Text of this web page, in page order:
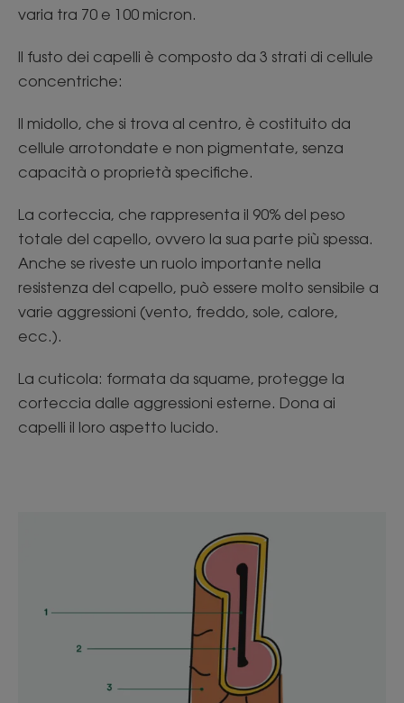
varia tra 70 e 100 micron.
Il fusto dei capelli è composto da 3 strati di cellule
concentriche:
Il midollo, che si trova al centro, è costituito da
cellule arrotondate e non pigmentate, senza
capacità o proprietà specifiche.
La corteccia, che rappresenta il 90% del peso
totale del capello, ovvero la sua parte più spessa.
Anche se riveste un ruolo importante nella
resistenza del capello, può essere molto sensibile a
varie aggressioni (vento, freddo, sole, calore,
ecc.).
La cuticola: formata da squame, protegge la
corteccia dalle aggressioni esterne. Dona ai
capelli il loro aspetto lucido.